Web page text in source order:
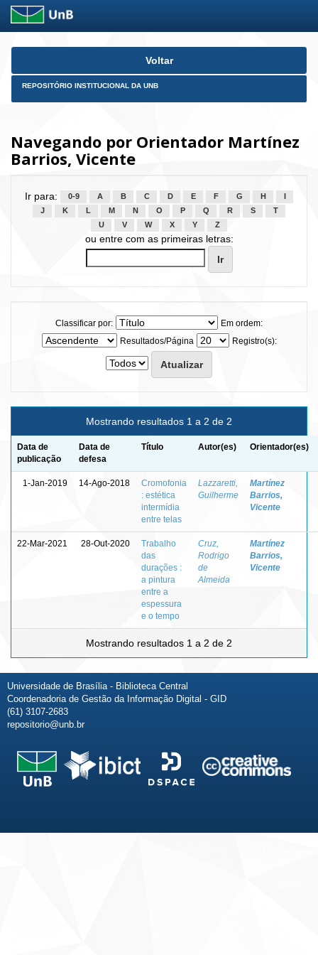
Skip
Voltar
REPOSITÓRIO INSTITUCIONAL DA UNB
Navegando por Orientador Martínez
Barrios, Vicente
Ir para: 0-9 A B C D E F G H
J
K L M N O P Q R S
T
U
V W X Y Z
ou entre com as primeiras letras:
Classificar por:
Em ordem:
Resultados/Página
Registro(s):
Mostrando resultados 1 a 2 de 2
Data de
publicação
Data de
defesa
Título Autor(es) Orientador(es)
1-Jan-2019 14-Ago-2018
Cromofonia
: estética
intermídia
entre telas
Lazzaretti,
Guilherme
Martínez
Barrios,
Vicente
22-Mar-2021 28-Out-2020
Trabalho
das
durações :
a pintura
entre a
espessura
e o tempo
Cruz,
Rodrigo
de
Almeida
Martínez
Barrios,
Vicente
Mostrando resultados 1 a 2 de 2
Universidade de Brasília - Biblioteca Central
Coordenadoria de Gestão da Informação Digital - GID
(61) 3107-2683
repositorio@unb.br